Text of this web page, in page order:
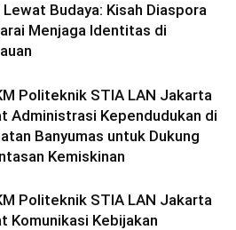
Lewat Budaya: Kisah Diaspora
Menjaga Identitas di
Politeknik STIA LAN Jakarta
Administrasi Kependudukan di
Banyumas untuk Dukung
Kemiskinan
Politeknik STIA LAN Jakarta
Komunikasi Kebijakan